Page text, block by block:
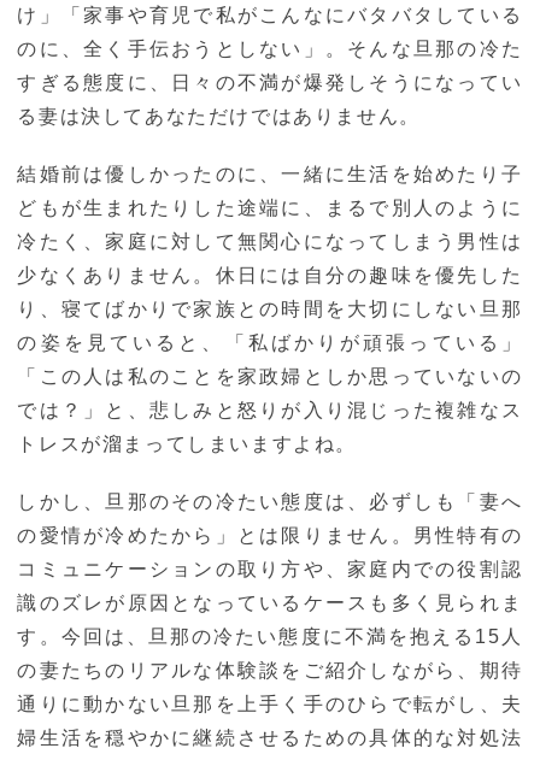
け」「家事や育児で私がこんなにバタバタしている
のに、全く手伝おうとしない」。そんな旦那の冷た
すぎる態度に、日々の不満が爆発しそうになってい
る妻は決してあなただけではありません。
結婚前は優しかったのに、一緒に生活を始めたり子
どもが生まれたりした途端に、まるで別人のように
冷たく、家庭に対して無関心になってしまう男性は
少なくありません。休日には自分の趣味を優先した
り、寝てばかりで家族との時間を大切にしない旦那
の姿を見ていると、「私ばかりが頑張っている」
「この人は私のことを家政婦としか思っていないの
では？」と、悲しみと怒りが入り混じった複雑なス
トレスが溜まってしまいますよね。
しかし、旦那のその冷たい態度は、必ずしも「妻へ
の愛情が冷めたから」とは限りません。男性特有の
コミュニケーションの取り方や、家庭内での役割認
識のズレが原因となっているケースも多く見られま
す。今回は、旦那の冷たい態度に不満を抱える15人
の妻たちのリアルな体験談をご紹介しながら、期待
通りに動かない旦那を上手く手のひらで転がし、夫
婦生活を穏やかに継続させるための具体的な対処法